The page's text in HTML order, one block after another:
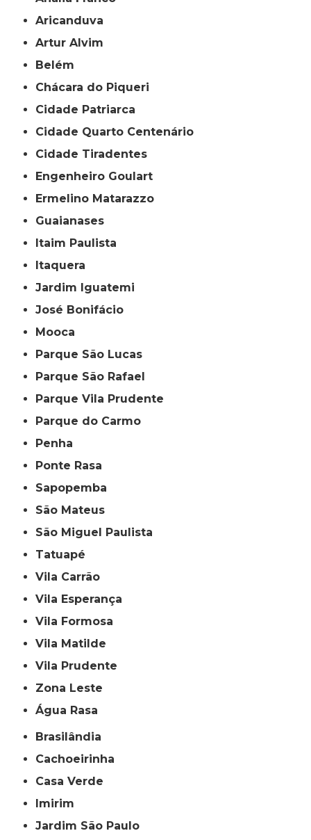
Aricanduva
Artur Alvim
Belém
Chácara do Piqueri
Cidade Patriarca
Cidade Quarto Centenário
Cidade Tiradentes
Engenheiro Goulart
Ermelino Matarazzo
Guaianases
Itaim Paulista
Itaquera
Jardim Iguatemi
José Bonifácio
Mooca
Parque São Lucas
Parque São Rafael
Parque Vila Prudente
Parque do Carmo
Penha
Ponte Rasa
Sapopemba
São Mateus
São Miguel Paulista
Tatuapé
Vila Carrão
Vila Esperança
Vila Formosa
Vila Matilde
Vila Prudente
Zona Leste
Água Rasa
Brasilândia
Cachoeirinha
Casa Verde
Imirim
Jardim São Paulo